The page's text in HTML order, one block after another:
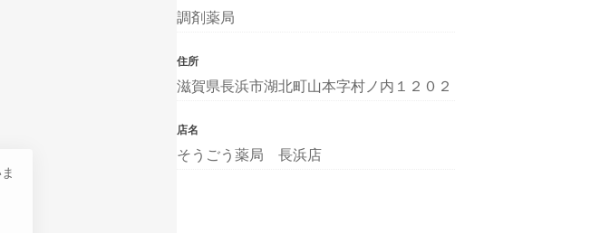
調剤薬局
住所
滋賀県長浜市湖北町山本字村ノ内１２０２
店名
そうごう薬局 長浜店